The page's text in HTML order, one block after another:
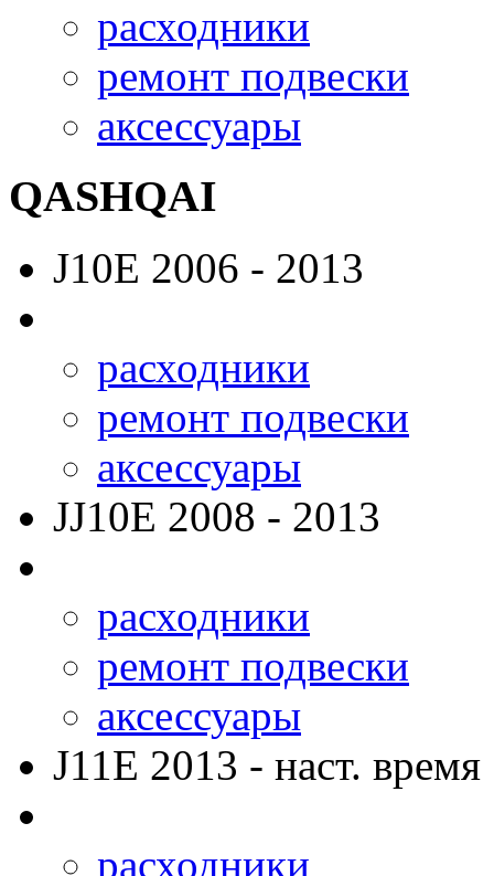
расходники
ремонт подвески
аксессуары
QASHQAI
J10E 2006 - 2013
расходники
ремонт подвески
аксессуары
JJ10E 2008 - 2013
расходники
ремонт подвески
аксессуары
J11E 2013 - наст. время
расходники